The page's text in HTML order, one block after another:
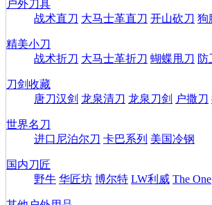
户外刀具
战术直刀 大马士革直刀 开山砍刀 狗
精美小刀
战术折刀 大马士革折刀 蝴蝶甩刀 防
刀剑收藏
唐刀汉剑 龙泉清刀 龙泉刀剑 户撒刀
世界名刀
进口尼泊尔刀 卡巴系列 美国冷钢
国内刀匠
野牛 华匠坊 博尔特 LW利威 The One